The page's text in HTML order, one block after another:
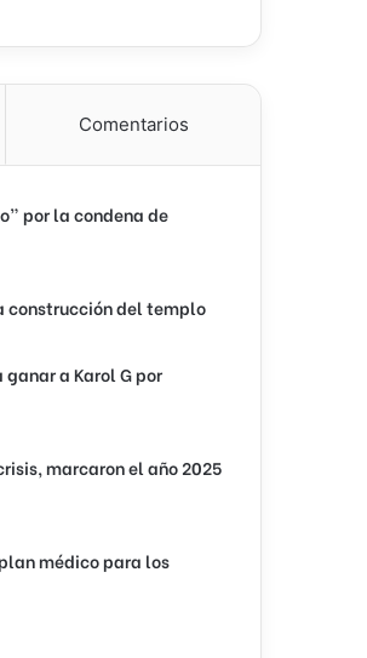
Comentarios
por la condena de
construcción del templo
a Karol G por
marcaron el año 2025
médico para los